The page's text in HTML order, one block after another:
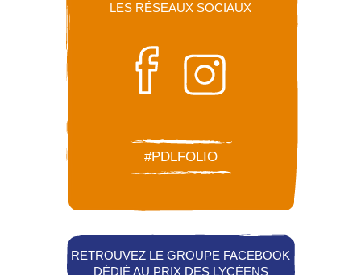
LES RÉSEAUX SOCIAUX
#PDLFOLIO
RETROUVEZ LE GROUPE FACEBOOK
DÉDIÉ AU PRIX DES LYCÉENS